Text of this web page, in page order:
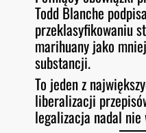
Todd Blanche
przeklasyfikowaniu
marihuany jako
substancji.
To jeden z
liberalizacji
legalizacja nadal